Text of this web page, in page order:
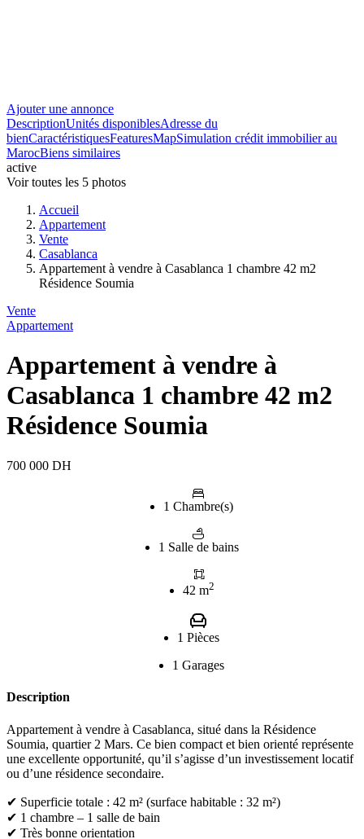
Ajouter une annonce
DescriptionUnités disponiblesAdresse du
bienCaractéristiquesFeaturesMapSimulation crédit immobilier au
MarocBiens similaires
active
Voir toutes les 5 photos
Accueil
Appartement
Vente
Casablanca
Appartement à vendre à Casablanca 1 chambre 42 m2
Résidence Soumia
Vente
Appartement
Appartement à vendre à
Casablanca 1 chambre 42 m2
Résidence Soumia
700 000 DH
1 Chambre(s)
1 Salle de bains
42 m2
1 Pièces
1 Garages
Description
Appartement à vendre à Casablanca, situé dans la Résidence
Soumia, quartier 2 Mars. Ce bien compact et bien orienté représente
une excellente opportunité, qu’il s’agisse d’un investissement locatif
ou d’une résidence secondaire.
✔ Superficie totale : 42 m² (surface habitable : 32 m²)
✔ 1 chambre – 1 salle de bain
✔ Très bonne orientation